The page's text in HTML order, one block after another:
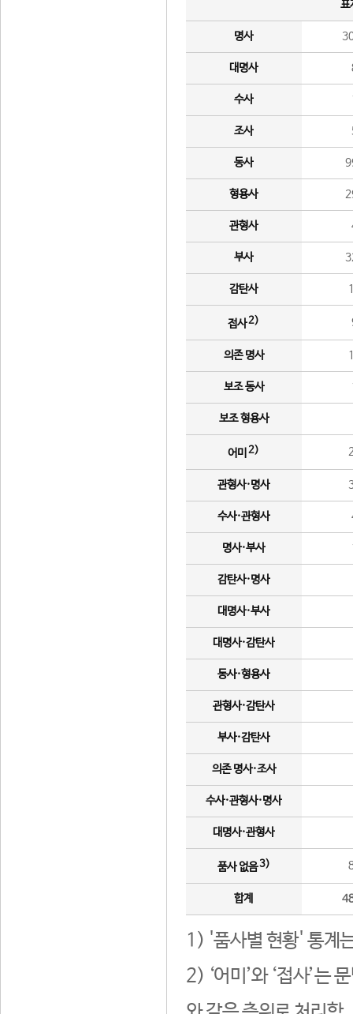
표
명사
대명사
수사
조사
동사
형용사
관형사
부사
감탄사
접사2)
의존 명사
보조 동사
보조 형용사
어미 2)
관형사·명사
수사·관형사
명사·부사
감탄사·명사
대명사·부사
대명사·감탄사
동사·형용사
관형사·감탄사
부사·감탄사
의존 명사·조사
수사·관형사·명사
대명사·관형사
품사 없음3)
합계
1) '품사별 현황' 통계
2) ‘어미’와 ‘접사’는